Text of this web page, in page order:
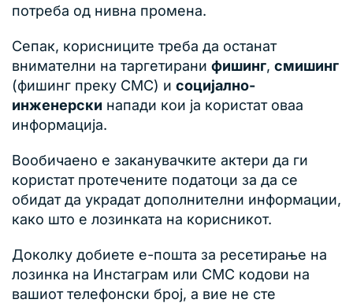
потреба од нивна промена.
Сепак, корисниците треба да останат
внимателни на таргетирани фишинг, смишинг
(фишинг преку СМС) и социјално-
инженерски напади кои ја користат оваа
информација.
Вообичаено е заканувачките актери да ги
користат протечените податоци за да се
обидат да украдат дополнителни информации,
како што е лозинката на корисникот.
Доколку добиете е-пошта за ресетирање на
лозинка на Инстаграм или СМС кодови на
вашиот телефонски број, а вие не сте